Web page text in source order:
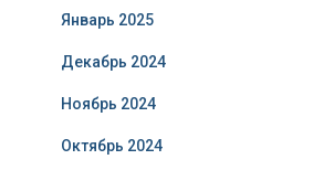
Январь 2025
Декабрь 2024
Ноябрь 2024
Октябрь 2024